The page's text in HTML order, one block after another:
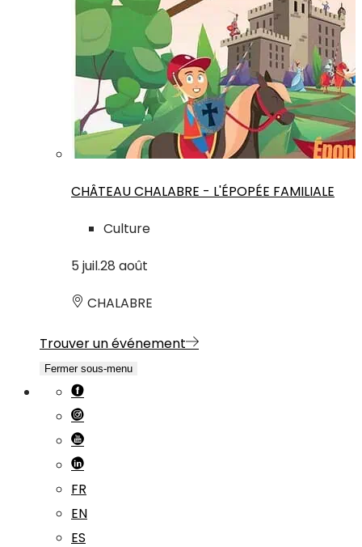
CHÂTEAU CHALABRE - L'ÉPOPÉE FAMILIALE
Culture
5 juil.28 août
CHALABRE
Trouver un événement
Fermer sous-menu
FR
EN
ES